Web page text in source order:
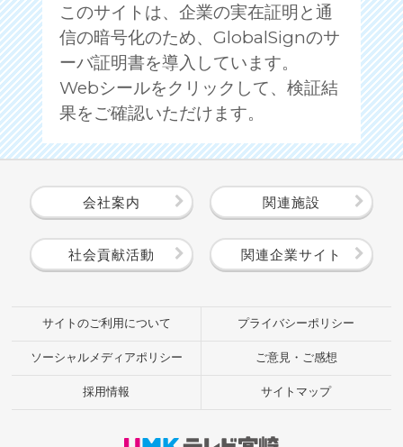
このサイトは、企業の実在証明と通
信の暗号化のため、GlobalSignのサ
ーバ証明書を導入しています。
Webシールをクリックして、検証結
果をご確認いただけます。
会社案内 関連施設
社会貢献活動 関連企業サイト
サイトのご利用について プライバシーポリシー
ソーシャルメディアポリシー ご意見・ご感想
採用情報 サイトマップ